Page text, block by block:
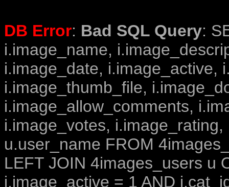
DB Error: Bad SQL Query:
i.image_name,
i.image_date, i.image_active,
i.image_thumb_file,
i.image_allow_comments,
i.image_votes,
u.user_name FROM
LEFT JOIN 4images_users u
i.image_active = 1 AND